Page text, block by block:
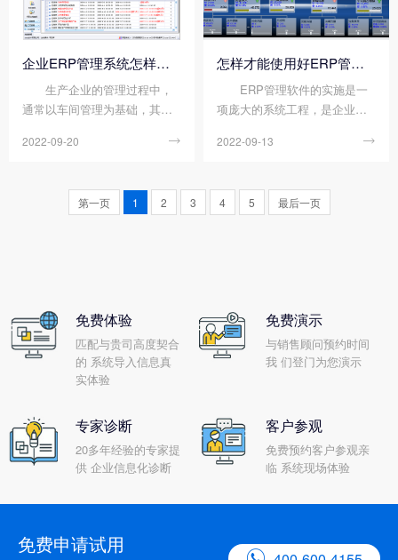
企业ERP管理系统怎样做好车间管理?
生产企业的管理过程中，
通常以车间管理为基础，其中
派工、汇报等流程，几乎包含
也就决定了车间管理必定会困
难重重。那么企业ERP管理系
2022-09-20 
怎样才能使用好ERP管理软件?
ERP管理软件的实施是一
项庞大的系统工程，是企业管
华，是企业管理的“二次革命”，
节，困难多，战线长。在这个
过程中，强有力的组织保障是
2022-09-13 
第一页 1 2 3 4 5 最后一页
免费体验
匹配与贵司高度契合
的 系统导入信息真
实体验
免费演示
与销售顾问预约时间
我 们登门为您演示
专家诊断
20多年经验的专家提
供 企业信息化诊断
客户参观
免费预约客户参观亲
临 系统现场体验
免费申请试用